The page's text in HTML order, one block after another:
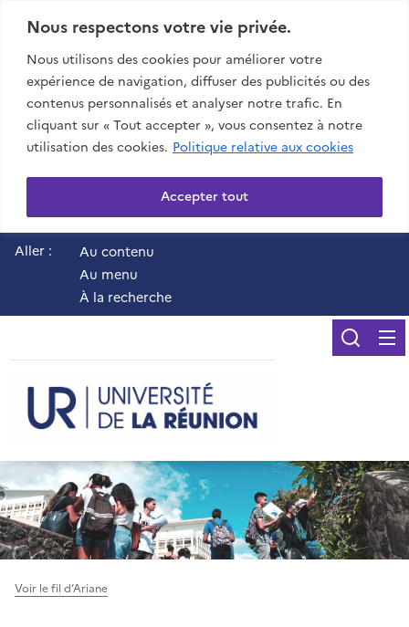
Nous respectons votre vie privée.
Nous utilisons des cookies pour améliorer votre
expérience de navigation, diffuser des publicités ou des
contenus personnalisés et analyser notre trafic. En
cliquant sur « Tout accepter », vous consentez à notre
utilisation des cookies. Politique relative aux cookies
Accepter tout
Aller :
Au contenu
Au menu
À la recherche
Voir le fil d’Ariane